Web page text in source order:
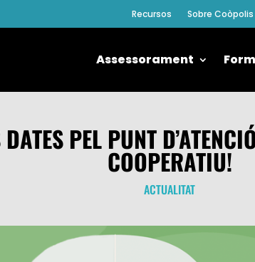
Recursos Sobre Coòpolis
Assessorament
DATES PEL PUNT
COOPERATIU!
ACTUALITAT